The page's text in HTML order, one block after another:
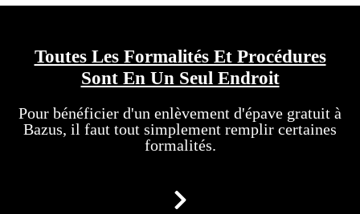
Toutes Les Formalités Et Procédures
Sont En Un Seul Endroit
Pour bénéficier d'un enlèvement d'épave gratuit à
Bazus, il faut tout simplement remplir certaines
formalités.